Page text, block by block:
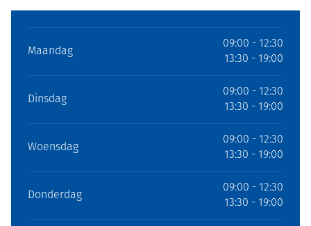
Maandag
09:00 - 12:30
13:30 - 19:00
Dinsdag
09:00 - 12:30
13:30 - 19:00
Woensdag
09:00 - 12:30
13:30 - 19:00
Donderdag
09:00 - 12:30
13:30 - 19:00